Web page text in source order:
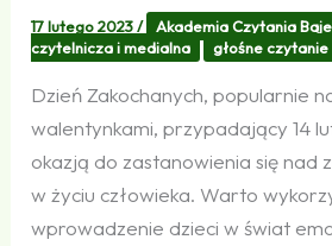
17 lutego 2023/ Akademia Czytania
czytelnicza i medialna
głośne czytanie
Dzień Zakochanych, popularnie
walentynkami, przypadający 14
okazją do zastanowienia się nad
w życiu człowieka. Warto
wprowadzenie dzieci w świat